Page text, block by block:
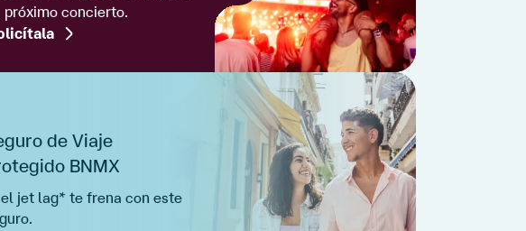
próximo concierto.
de Viaje
BNMX
el jet lag* te frena con este